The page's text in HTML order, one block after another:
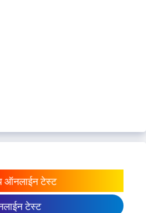
ऑनलाईन टेस्ट
टेस्ट